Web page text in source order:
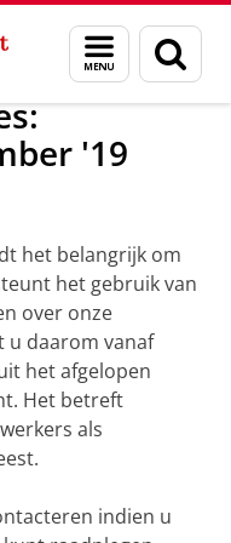
Menu
en
zoeken
'19
het belangrijk om
het gebruik van
over onze
u daarom vanaf
het afgelopen
Het betreft
als
indien u